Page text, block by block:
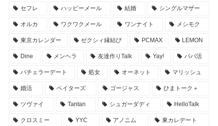
セフレ ハッピーメール 結婚 シングルマザー
オルカ ワクワクメール ワンナイト メシモク
東京カレンダー ゼクシィ縁結び PCMAX LEMON
Dine メンヘラ 友達作りTalk Yay! パパ活
バチェラーデート 処女 オーネット マリッシュ
婚活 ペイターズ ゴージャス ひまトーク＋
ツヴァイ Tantan シュガーダディ HelloTalk
クロスミー YYC アノニム 東カレデート